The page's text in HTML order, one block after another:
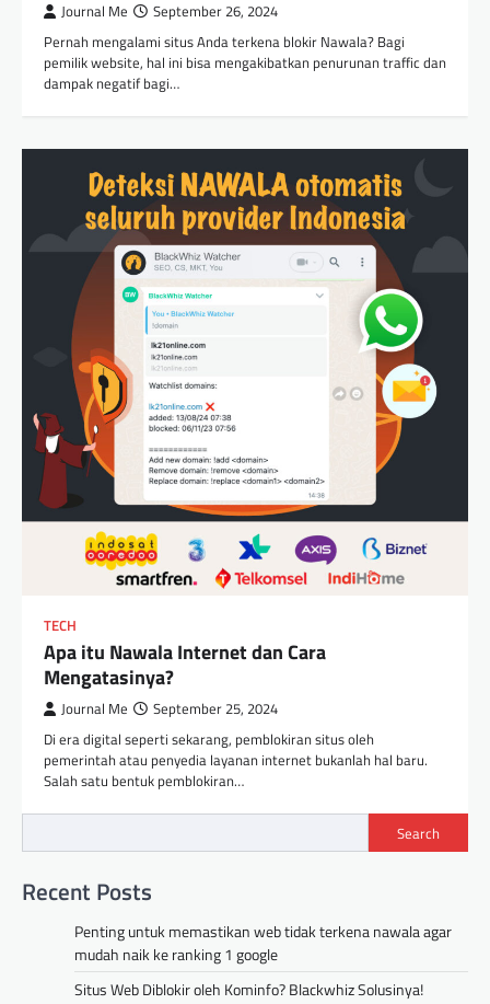
Journal Me September 26, 2024
Pernah mengalami situs Anda terkena blokir Nawala? Bagi
pemilik website, hal ini bisa mengakibatkan penurunan traffic dan
dampak negatif bagi…
TECH
Apa itu Nawala Internet dan Cara
Mengatasinya?
Journal Me September 25, 2024
Di era digital seperti sekarang, pemblokiran situs oleh
pemerintah atau penyedia layanan internet bukanlah hal baru.
Salah satu bentuk pemblokiran…
Search
Recent Posts
Penting untuk memastikan web tidak terkena nawala agar
mudah naik ke ranking 1 google
Situs Web Diblokir oleh Kominfo? Blackwhiz Solusinya!
TECH
Situs Web Diblokir oleh
Journal Me February 9, 2025
## Situs Web Diblokir oleh Kominfo? Ini Cara
Cek dan Solusinya! Belakangan ini, banyak
pengguna internet di Indonesia yang kaget…
TECH
Mengapa Blackwhiz Adalah
Tools Wajib untuk Komunitas
SEO dan Developer?
Kreatif Mengatasi Pemblokiran Internet
dengan Blackwhiz Dalam beberapa waktu
terakhir, para pengguna internet Indonesia…